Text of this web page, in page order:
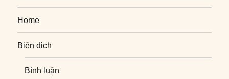
Home
Biên dịch
Bình luận